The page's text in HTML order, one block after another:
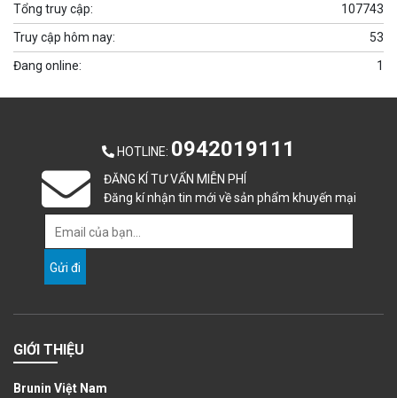
107743
Tổng truy cập:
53
Truy cập hôm nay:
1
Đang online:
HOTLINE: 0942019111
ĐĂNG KÍ TƯ VẤN MIỄN PHÍ
Đăng kí nhận tin mới về sản phẩm khuyến mại
GIỚI THIỆU
Brunin Việt Nam